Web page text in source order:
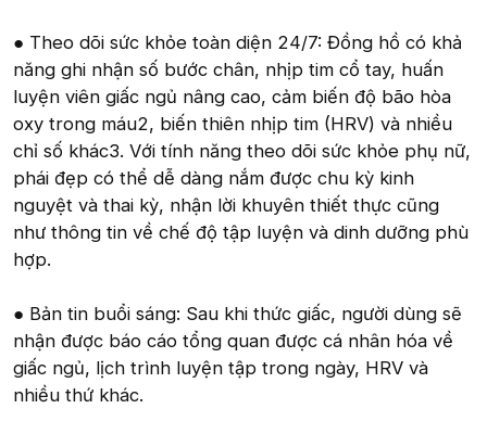
● Theo dõi sức khỏe toàn diện 24/7: Đồng hồ có khả
năng ghi nhận số bước chân, nhịp tim cổ tay, huấn
luyện viên giấc ngủ nâng cao, cảm biến độ bão hòa
oxy trong máu2, biến thiên nhịp tim (HRV) và nhiều
chỉ số khác3. Với tính năng theo dõi sức khỏe phụ nữ,
phái đẹp có thể dễ dàng nắm được chu kỳ kinh
nguyệt và thai kỳ, nhận lời khuyên thiết thực cũng
như thông tin về chế độ tập luyện và dinh dưỡng phù
hợp.
● Bản tin buổi sáng: Sau khi thức giấc, người dùng sẽ
nhận được báo cáo tổng quan được cá nhân hóa về
giấc ngủ, lịch trình luyện tập trong ngày, HRV và
nhiều thứ khác.